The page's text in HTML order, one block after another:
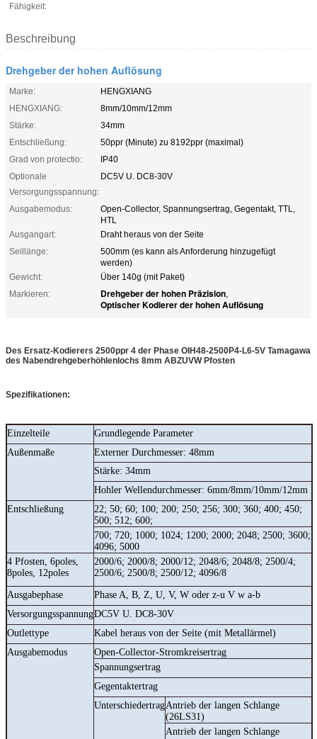
Fähigkeit:
Beschreibung
Drehgeber der hohen Auflösung
Marke:
HENGXIANG
HENGXIANG:
8mm/10mm/12mm
Stärke:
34mm
Entschließung:
50ppr (Minute) zu 8192ppr (maximal)
Grad von protectio:
IP40
Optionale
Versorgungsspannung:
DC5V U. DC8-30V
Ausgabemodus:
Open-Collector, Spannungsertrag, Gegentakt, TTL,
HTL
Ausgangart:
Draht heraus von der Seite
Seillänge:
500mm (es kann als Anforderung hinzugefügt
werden)
Gewicht:
Über 140g (mit Paket)
Markieren:
Drehgeber der hohen Präzision,
Optischer Kodierer der hohen Auflösung
Des Ersatz-Kodierers 2500ppr 4 der Phase OIH48-2500P4-L6-5V Tamagawa
des Nabendrehgeberhöhlenlochs 8mm ABZUVW Pfosten
Spezifikationen:
Einzelteile
Grundlegende Parameter
Außenmaße
Externer Durchmesser: 48mm
Stärke: 34mm
Hohler Wellendurchmesser: 6mm/8mm/10mm/12mm
Entschließung
22; 50; 60; 100; 200; 250; 256; 300; 360; 400; 450;
500; 512; 600;
700; 720; 1000; 1024; 1200; 2000; 2048; 2500; 3600;
4096; 5000
4 Pfosten, 6poles,
8poles, 12poles
2000/6; 2000/8; 2000/12; 2048/6; 2048/8; 2500/4;
2500/6; 2500/8; 2500/12; 4096/8
Ausgabephase
Phase A, B, Z, U, V, W oder z-u V w a-b
VersorgungsspannungDC5V U. DC8-30V
Outlettype
Kabel heraus von der Seite (mit Metallärmel)
Ausgabemodus
Open-Collector-Stromkreisertrag
Spannungsertrag
Gegentaktertrag
UnterschiedertragAntrieb der langen Schlange
(26LS31)
Antrieb der langen Schlange